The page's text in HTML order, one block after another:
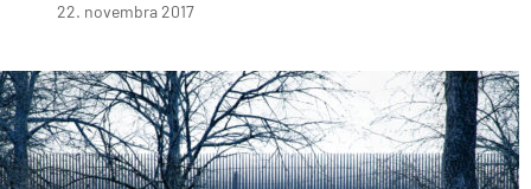
22. novembra 2017